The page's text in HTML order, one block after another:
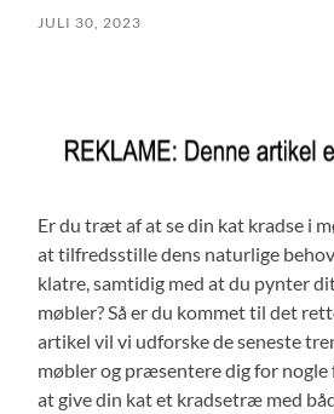
JULI 30, 2023
Er du træt af at se din kat kradse i
at tilfredsstille dens naturlige
klatre, samtidig med at du pynter
møbler? Så er du kommet til det
artikel vil vi udforske de seneste
møbler og præsentere dig for
at give din kat et kradsetræ med